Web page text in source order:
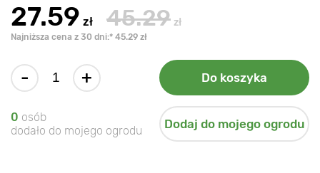
27.59 zł 45.29 zł
Najniższa cena z 30 dni:* 45.29 zł
- + Do koszyka
0 osób
dodało do mojego ogrodu
Dodaj do mojego ogrodu